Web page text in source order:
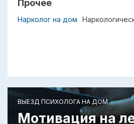
Прочее
Нарколог на дом
ВЫЕЗД ПСИХОЛОГА НА ДОМ
Мотивация на